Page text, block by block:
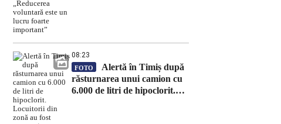
08:23
FOTO
Alertă în Timiș după
răsturnarea unui camion cu
6.000 de litri de hipoclorit.